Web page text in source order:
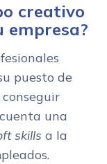
creativo
empresa?
puesto de
una
skills a la